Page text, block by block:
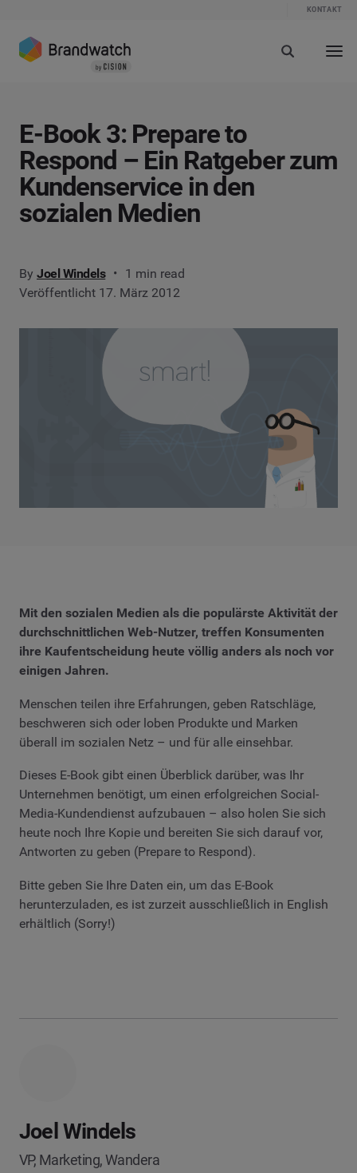
KONTAKT
E-Book 3: Prepare to
Respond – Ein Ratgeber zum
Kundenservice in den
sozialen Medien
By Joel Windels
1 min read
Veröffentlicht 17. März 2012
Mit den sozialen Medien als die populärste Aktivität der
durchschnittlichen Web-Nutzer, treffen Konsumenten
ihre Kaufentscheidung heute völlig anders als noch vor
einigen Jahren.
Menschen teilen ihre Erfahrungen, geben Ratschläge,
beschweren sich oder loben Produkte und Marken
überall im sozialen Netz – und für alle einsehbar.
Dieses E-Book gibt einen Überblick darüber, was Ihr
Unternehmen benötigt, um einen erfolgreichen Social-
Media-Kundendienst aufzubauen – also holen Sie sich
heute noch Ihre Kopie und bereiten Sie sich darauf vor,
Antworten zu geben (Prepare to Respond).
Bitte geben Sie Ihre Daten ein, um das E-Book
herunterzuladen, es ist zurzeit ausschließlich in English
erhältlich (Sorry!)
Joel Windels
VP, Marketing, Wandera